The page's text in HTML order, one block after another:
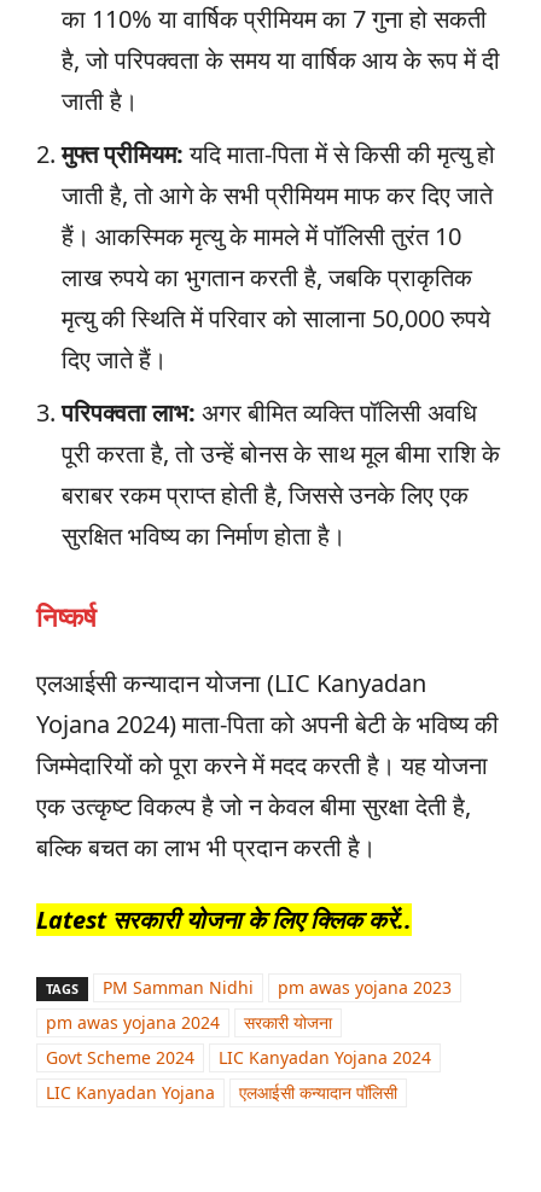
का 110% या वार्षिक प्रीमियम का 7 गुना हो सकती
है, जो परिपक्वता के समय या वार्षिक आय के रूप में दी
जाती है।
मुफ्त प्रीमियम:यदि माता-पिता में से किसी की मृत्यु हो
जाती है, तो आगे के सभी प्रीमियम माफ कर दिए जाते
हैं। आकस्मिक मृत्यु के मामले में पॉलिसी तुरंत 10
लाख रुपये का भुगतान करती है, जबकि प्राकृतिक
मृत्यु की स्थिति में परिवार को सालाना 50,000 रुपये
दिए जाते हैं।
परिपक्वता लाभ: अगर बीमित व्यक्ति पॉलिसी अवधि
पूरी करता है, तो उन्हें बोनस के साथ मूल बीमा राशि के
बराबर रकम प्राप्त होती है, जिससे उनके लिए एक
सुरक्षित भविष्य का निर्माण होता है।
निष्कर्ष
एलआईसी कन्यादान योजना (LIC Kanyadan
Yojana 2024) माता-पिता को अपनी बेटी के भविष्य की
जिम्मेदारियों को पूरा करने में मदद करती है। यह योजना
एक उत्कृष्ट विकल्प है जो न केवल बीमा सुरक्षा देती है,
बल्कि बचत का लाभ भी प्रदान करती है।
Latest सरकारी योजना के लिए क्लिक करें..
TAGS PM Samman Nidhi
pm awas yojana 2023
pm awas yojana 2024
सरकारी योजना
Govt Scheme 2024
LIC Kanyadan Yojana 2024
LIC Kanyadan Yojana
एलआईसी कन्यादान पॉलिसी